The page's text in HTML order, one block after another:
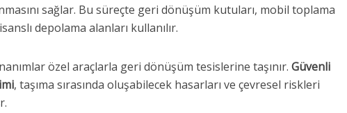
sağlar. Bu süreçte geri dönüşüm kutuları, mobil toplama
depolama alanları kullanılır.
özel araçlarla geri dönüşüm tesislerine taşınır. Güvenli
, taşıma sırasında oluşabilecek hasarları ve çevresel riskleri